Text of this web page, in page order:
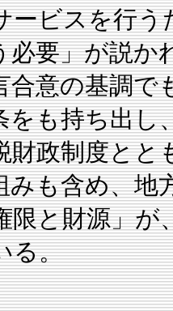
ービスを行う
必要」が説
合意の基調で
をも持ち出
財政制度とと
みも含め、地
限と財源」
る。